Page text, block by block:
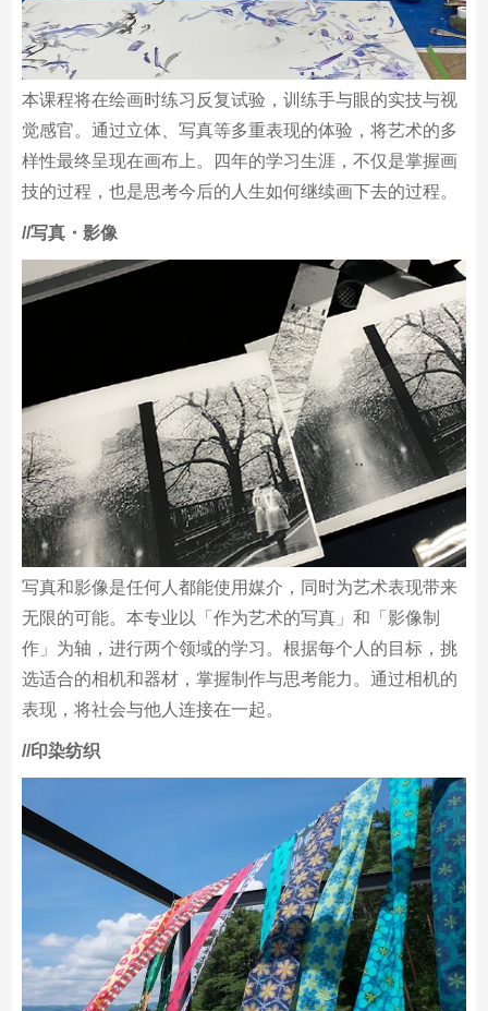
本课程将在绘画时练习反复试验，训练手与眼的实技与视
觉感官。通过立体、写真等多重表现的体验，将艺术的多
技的过程，也是思考今后的人生如何继续画下去的过程。
//写真・影像
写真和影像是任何人都能使用媒介，同时为艺术表现带来
无限的可能。本专业以「作为艺术的写真」和「影像制
作」为轴，进行两个领域的学习。根据每个人的目标，挑
表现，将社会与他人连接在一起。
//印染纺织